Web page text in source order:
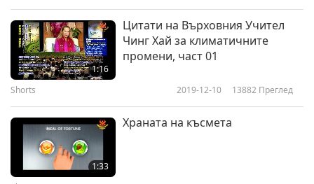
1:16
Цитати на Върховния Учител
Чинг Хай за климатичните
промени, част 01
Shorts 2019-12-10 13882 Преглед
1:33
Храната на късмета